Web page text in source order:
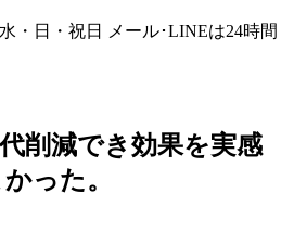
・日・祝日
メール･LINEは24時間
削減でき効果を実感
った。